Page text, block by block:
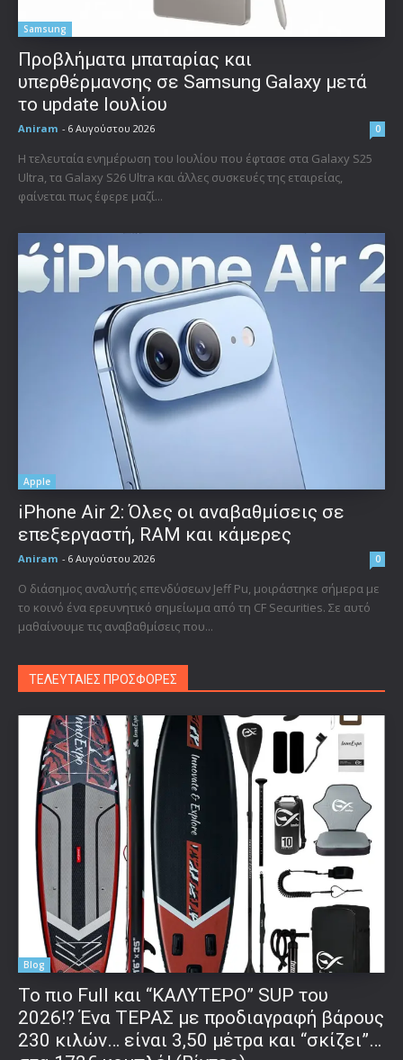
Samsung
Προβλήματα μπαταρίας και
υπερθέρμανσης σε Samsung Galaxy μετά
το update Ιουλίου
Aniram - 6 Αυγούστου 2026 0
Η τελευταία ενημέρωση του Ιουλίου που έφτασε στα Galaxy S25
Ultra, τα Galaxy S26 Ultra και άλλες συσκευές της εταιρείας,
φαίνεται πως έφερε μαζί...
Apple
iPhone Air 2: Όλες οι αναβαθμίσεις σε
επεξεργαστή, RAM και κάμερες
Aniram - 6 Αυγούστου 2026 0
Ο διάσημος αναλυτής επενδύσεων Jeff Pu, μοιράστηκε σήμερα με
το κοινό ένα ερευνητικό σημείωμα από τη CF Securities. Σε αυτό
μαθαίνουμε τις αναβαθμίσεις που...
ΤΕΛΕΥΤΑΙΕΣ ΠΡΟΣΦΟΡΕΣ
Blog
To πιο Full και “ΚΑΛΥΤΕΡΟ” SUP του
2026!? Ένα ΤΕΡΑΣ με προδιαγραφή βάρους
230 κιλών… είναι 3,50 μέτρα και “σκίζει”…